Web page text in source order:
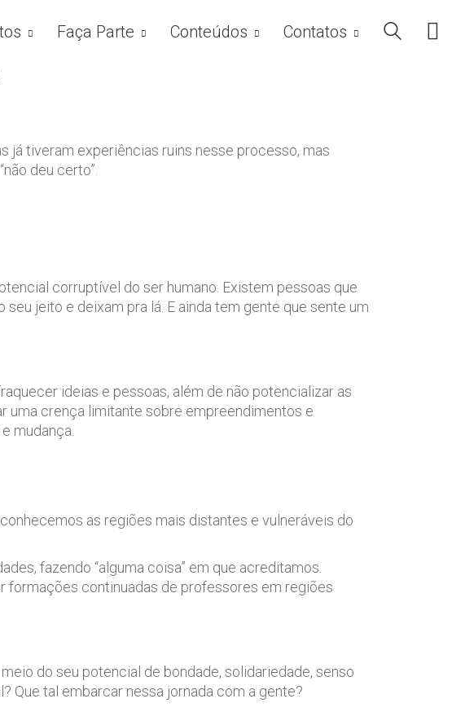
Faça Parte Conteúdos Contatos
já tiveram experiências ruins nesse processo, mas
deu certo”.
corruptível do ser humano. Existem pessoas que
jeito e deixam pra lá. E ainda tem gente que sente um
ideias e pessoas, além de não potencializar as
uma crença limitante sobre empreendimentos e
mudança.
as regiões mais distantes e vulneráveis do
fazendo “alguma coisa” em que acreditamos.
continuadas de professores em regiões
do seu potencial de bondade, solidariedade, senso
Que tal embarcar nessa jornada com a gente?